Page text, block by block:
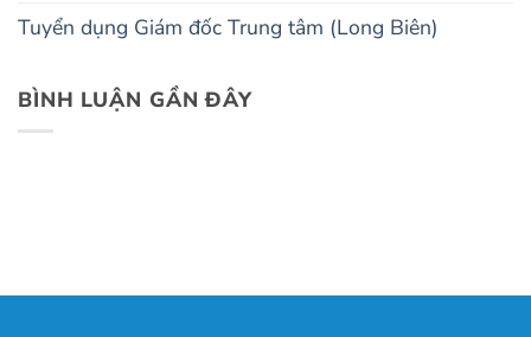
Tuyển dụng Giám đốc Trung tâm (Long Biên)
BÌNH LUẬN GẦN ĐÂY